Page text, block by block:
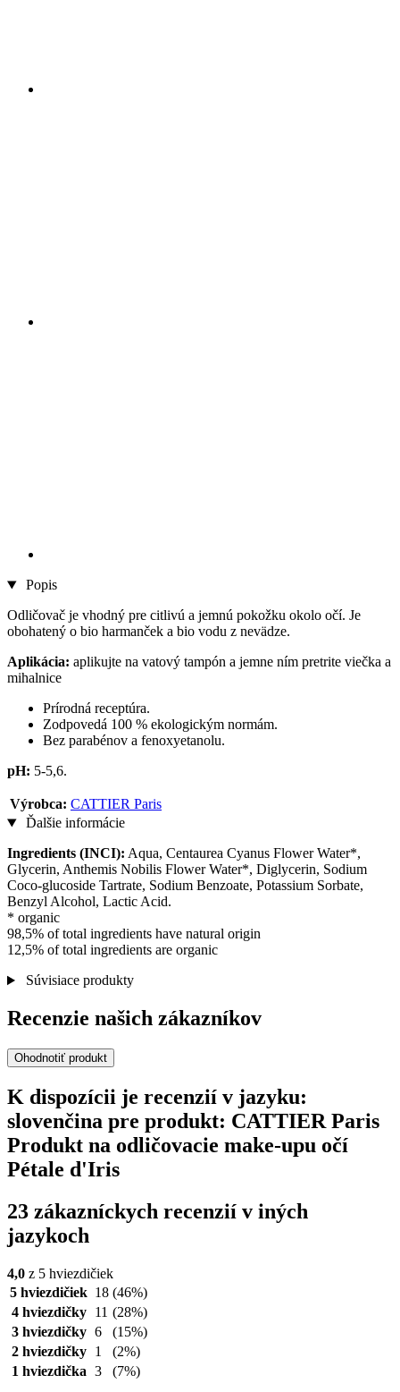
Popis
Odličovač je vhodný pre citlivú a jemnú pokožku okolo očí. Je
obohatený o bio harmanček a bio vodu z nevädze.
Aplikácia: aplikujte na vatový tampón a jemne ním pretrite viečka a
mihalnice
Prírodná receptúra.
Zodpovedá 100 % ekologickým normám.
Bez parabénov a fenoxyetanolu.
pH: 5-5,6.
Výrobca: CATTIER Paris
Ďalšie informácie
Ingredients (INCI): Aqua, Centaurea Cyanus Flower Water*,
Glycerin, Anthemis Nobilis Flower Water*, Diglycerin, Sodium
Coco-glucoside Tartrate, Sodium Benzoate, Potassium Sorbate,
Benzyl Alcohol, Lactic Acid.
* organic
98,5% of total ingredients have natural origin
12,5% of total ingredients are organic
Súvisiace produkty
Recenzie našich zákazníkov
Ohodnotiť produkt
K dispozícii je recenzií v jazyku:
slovenčina pre produkt: CATTIER Paris
Produkt na odličovacie make-upu očí
Pétale d'Iris
23 zákazníckych recenzií v iných
jazykoch
4,0 z 5 hviezdičiek
5 hviezdičiek 18 (46%)
4 hviezdičky
11 (28%)
3 hviezdičky 6
(15%)
2 hviezdičky
1
(2%)
1 hviezdička 3 (7%)